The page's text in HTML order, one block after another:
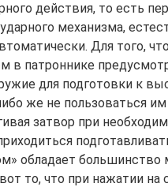
действия, то есть
механизма,
Для того,
в патроннике
для подготовки к
же не пользоваться
затвор при
обладает большинство
то, что при нажатии